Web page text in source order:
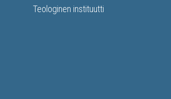
Teologinen instituutti